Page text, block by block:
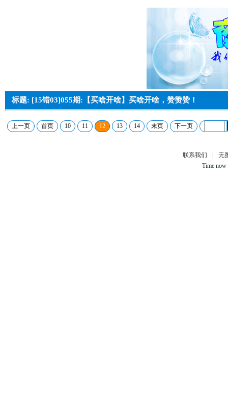
标题: [15错03]055期:【买啥开啥】买啥开啥，赞赞赞！
上一页 首页 10 11 12 13 14 末页 下一页
联系我们
无
Time now